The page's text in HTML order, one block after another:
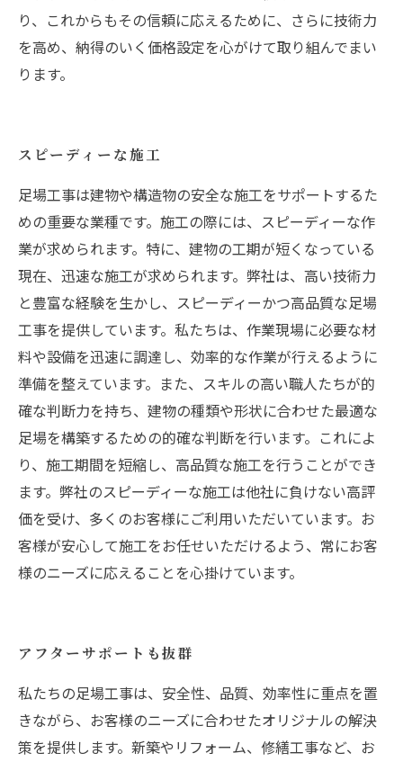
り、これからもその信頼に応えるために、さらに技術力
を高め、納得のいく価格設定を心がけて取り組んでまい
ります。
スピーディーな施工
足場工事は建物や構造物の安全な施工をサポートするた
めの重要な業種です。施工の際には、スピーディーな作
業が求められます。特に、建物の工期が短くなっている
現在、迅速な施工が求められます。弊社は、高い技術力
と豊富な経験を生かし、スピーディーかつ高品質な足場
工事を提供しています。私たちは、作業現場に必要な材
料や設備を迅速に調達し、効率的な作業が行えるように
準備を整えています。また、スキルの高い職人たちが的
確な判断力を持ち、建物の種類や形状に合わせた最適な
足場を構築するための的確な判断を行います。これによ
り、施工期間を短縮し、高品質な施工を行うことができ
ます。弊社のスピーディーな施工は他社に負けない高評
価を受け、多くのお客様にご利用いただいています。お
客様が安心して施工をお任せいただけるよう、常にお客
様のニーズに応えることを心掛けています。
アフターサポートも抜群
私たちの足場工事は、安全性、品質、効率性に重点を置
きながら、お客様のニーズに合わせたオリジナルの解決
策を提供します。新築やリフォーム、修繕工事など、お